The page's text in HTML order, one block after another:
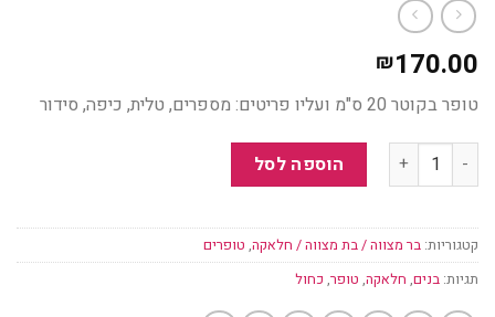
₪170.00
טופר בקוטר 20 ס"מ ועליו פריטים: מספרים, טלית, כיפה, סידור
הוספה לסל
קטגוריות: בר מצווה / בת מצווה / חלאקה, טופרים
תגיות: בנים, חלאקה, טופר, כחול